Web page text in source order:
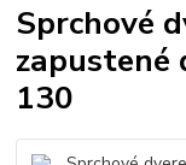
Sprchové
zapustené
130